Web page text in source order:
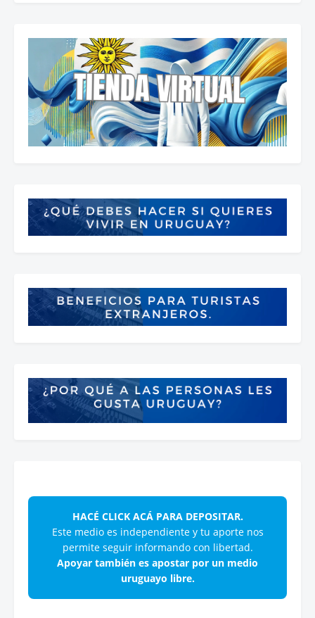
HACÉ CLICK ACÁ PARA DEPOSITAR.
Este medio es independiente y tu aporte nos
permite seguir informando con libertad.
Apoyar también es apostar por un medio
uruguayo libre.